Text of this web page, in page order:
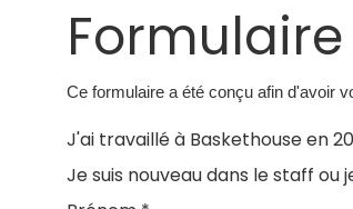
Ce formulaire a été conçu afin d'avoir
Je suis nouveau dans le staff